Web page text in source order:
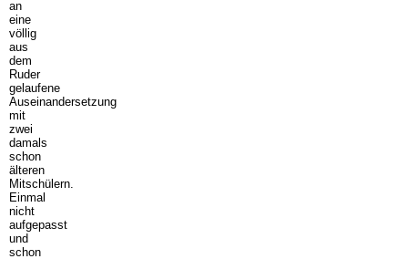
an
eine
völlig
aus
dem
Ruder
gelaufene
Auseinandersetzung
mit
zwei
damals
schon
älteren
Mitschülern.
Einmal
nicht
aufgepasst
und
schon